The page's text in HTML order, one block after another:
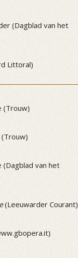
(Dagblad van het
Littoral)
(Trouw)
(Dagblad van het
(Leeuwarder Courant)